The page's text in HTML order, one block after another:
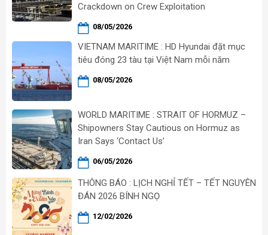
Crackdown on Crew Exploitation
08/05/2026
VIETNAM MARITIME : HD Hyundai đặt mục
tiêu đóng 23 tàu tại Việt Nam mỗi năm
08/05/2026
WORLD MARITIME : STRAIT OF HORMUZ –
Shipowners Stay Cautious on Hormuz as
Iran Says ‘Contact Us’
06/05/2026
THÔNG BÁO : LỊCH NGHỈ TẾT – TẾT NGUYÊN
ĐÁN 2026 BÍNH NGỌ
12/02/2026